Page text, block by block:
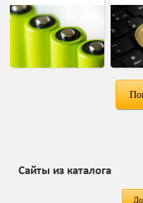
Сайты из каталога